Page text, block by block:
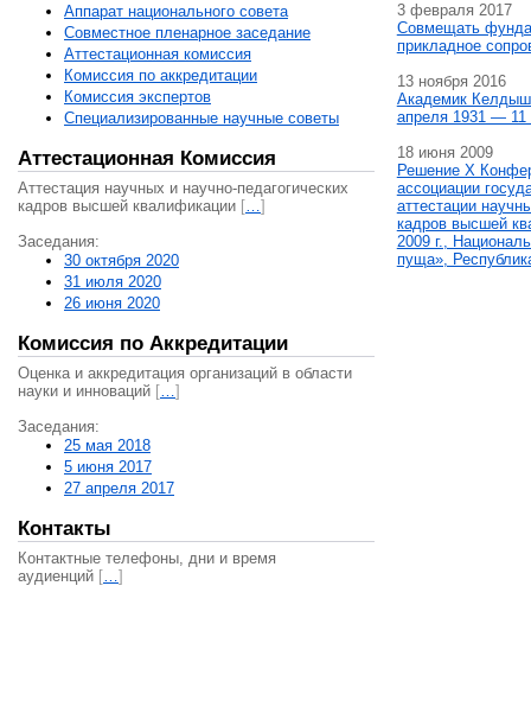
Аппарат национального совета
Совместное пленарное заседание
Аттестационная комисcия
Комиссия по аккредитации
Комиссия экспертов
Специализированные научные советы
Аттестационная Комиссия
Аттестация научных и научно-педагогических
кадров высшей квалификации […]
Заседания:
30 октября 2020
31 июля 2020
26 июня 2020
Комиссия по Аккредитации
Оценка и аккредитация организаций в области
науки и инноваций […]
Заседания:
25 мая 2018
5 июня 2017
27 апреля 2017
Контакты
Контактные телефоны, дни и время
аудиенций […]
3 февраля 2017
Совмещать
прикладное
13 ноября 2016
Академик
апреля 1931 — 11
18 июня 2009
Решение X
ассоциации
аттестации
кадров высшей
2009 г.,
пуща»,